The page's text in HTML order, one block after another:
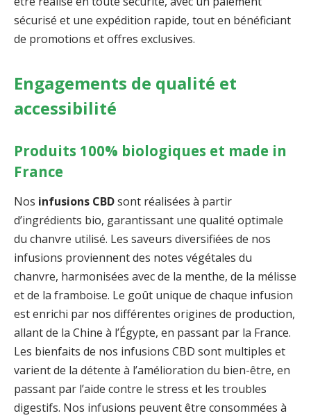
sécurisé et une expédition rapide, tout en bénéficiant
de promotions et offres exclusives.
Engagements de qualité et
accessibilité
Produits 100% biologiques et made in
France
Nos infusions CBDsont réalisées à partir
d’ingrédients bio, garantissant une qualité optimale
du chanvre utilisé. Les saveurs diversifiées de nos
infusions proviennent des notes végétales du
chanvre, harmonisées avec de la menthe, de la mélisse
et de la framboise. Le goût unique de chaque infusion
est enrichi par nos différentes origines de production,
allant de la Chine à l’Égypte, en passant par la France.
Les bienfaits de nos infusions CBD sont multiples et
varient de la détente à l’amélioration du bien-être, en
passant par l’aide contre le stress et les troubles
digestifs. Nos infusions peuvent être consommées à